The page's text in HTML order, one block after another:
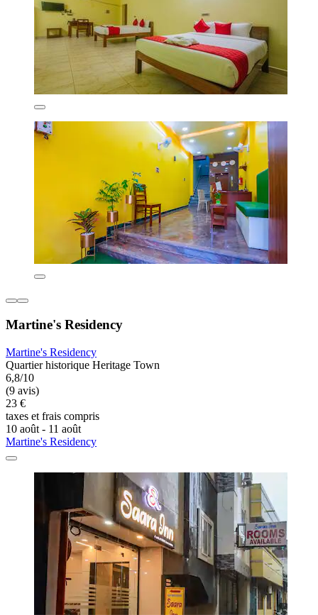
Martine's Residency
Martine's Residency
Quartier historique Heritage Town
6,8/10
(9 avis)
23 €
taxes et frais compris
10 août - 11 août
Martine's Residency